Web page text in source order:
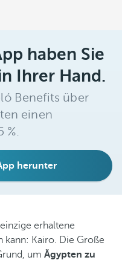
haben Sie
Ihrer Hand.
Benefits über
einen
%.
herunter
erhaltene
kann: Kairo. Die Große
um Ägypten zu